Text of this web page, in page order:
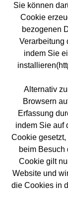
Sie können
Cookie
bezogenen
Verarbeitung
indem Sie
Alternativ
Browsern
Erfassung
indem Sie auf
Cookie
beim Besuch
Cookie gilt
Website und
die Cookies in